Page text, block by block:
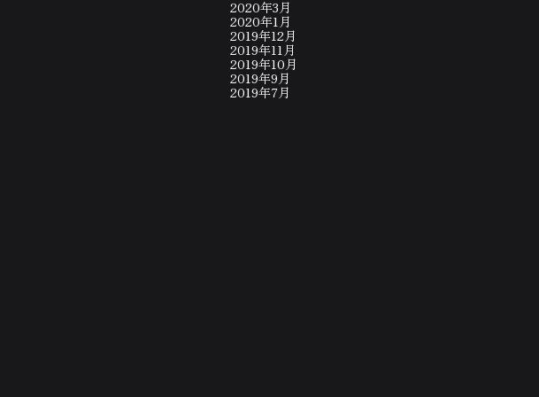
2020年3月
2020年1月
2019年12月
2019年11月
2019年10月
2019年9月
2019年7月